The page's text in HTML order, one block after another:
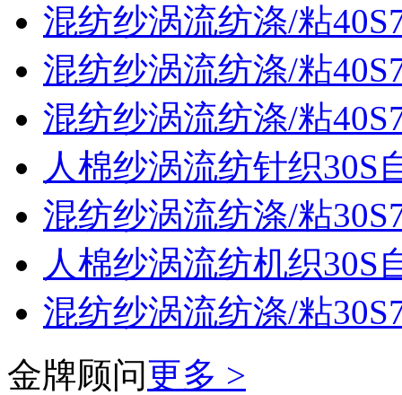
混纺纱涡流纺涤/粘
混纺纱涡流纺涤/粘
混纺纱涡流纺涤/粘
人棉纱涡流纺针织30S
混纺纱涡流纺涤/粘
人棉纱涡流纺机织30S
混纺纱涡流纺涤/粘
金牌顾问更多 >